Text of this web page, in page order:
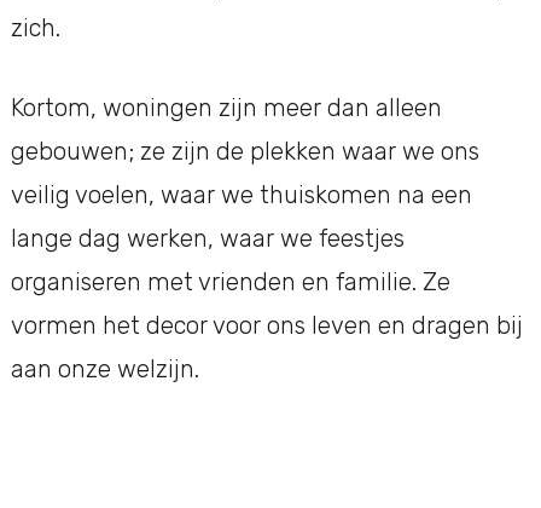
zich.
Kortom, woningen zijn meer dan alleen
gebouwen; ze zijn de plekken waar we ons
veilig voelen, waar we thuiskomen na een
lange dag werken, waar we feestjes
organiseren met vrienden en familie. Ze
vormen het decor voor ons leven en dragen bij
aan onze welzijn.